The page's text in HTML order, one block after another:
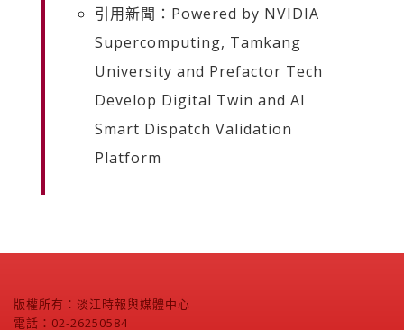
引用新聞：Powered by NVIDIA
Supercomputing, Tamkang
University and Prefactor Tech
Develop Digital Twin and AI
Smart Dispatch Validation
Platform
版權所有：淡江時報與媒體中心
電話：02-26250584